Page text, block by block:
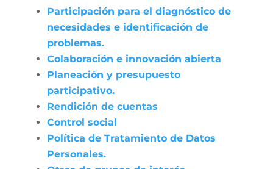
Participación para el diagnóstico de
necesidades e identificación de
problemas.
Colaboración e innovación abierta
Planeación y presupuesto
participativo.
Rendición de cuentas
Control social
Política de Tratamiento de Datos
Personales.